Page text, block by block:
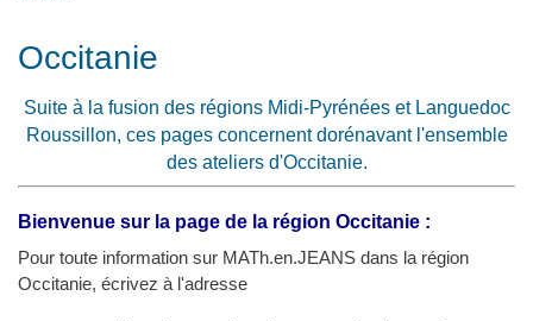
d'Ariane
Occitanie
Suite à la fusion des régions Midi-Pyrénées et Languedoc
Roussillon, ces pages concernent dorénavant l'ensemble
des ateliers d'Occitanie.
Bienvenue sur la page de la région Occitanie :
Pour toute information sur MATh.en.JEANS dans la région
Occitanie, écrivez à l'adresse